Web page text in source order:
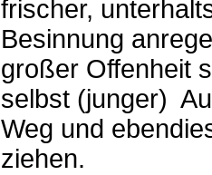
frischer,
Besinnung
großer Offenheit
selbst (junger)
Weg und
ziehen.